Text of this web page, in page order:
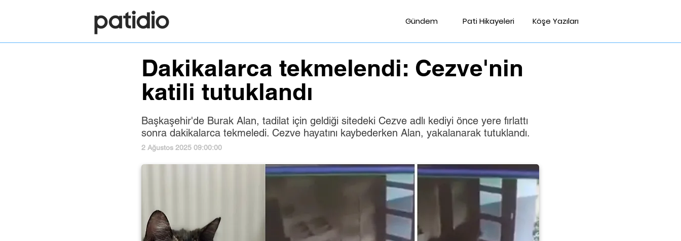
Gündem Pati Hikayeleri Köşe Yazıları
Dakikalarca tekmelendi: Cezve'nin
katili tutuklandı
Başkaşehir'de Burak Alan, tadilat için geldiği sitedeki Cezve adlı kediyi önce yere fırlattı
sonra dakikalarca tekmeledi. Cezve hayatını kaybederken Alan, yakalanarak tutuklandı.
2 Ağustos 2025 09:00:00